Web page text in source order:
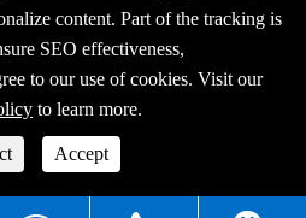
Electric
Alle Rechte vorbehalten.
content. Part of the tracking is
SEO effectiveness,
to our use of cookies. Visit our
to learn more.
Accept